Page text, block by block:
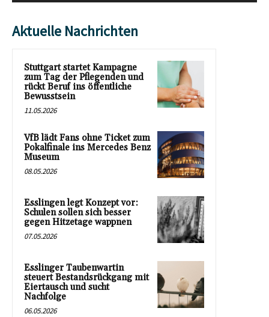
Aktuelle Nachrichten
Stuttgart startet Kampagne
zum Tag der Pflegenden und
rückt Beruf ins öffentliche
Bewusstsein
11.05.2026
VfB lädt Fans ohne Ticket zum
Pokalfinale ins Mercedes Benz
Museum
08.05.2026
Esslingen legt Konzept vor:
Schulen sollen sich besser
gegen Hitzetage wappnen
07.05.2026
Esslinger Taubenwartin
steuert Bestandsrückgang mit
Eiertausch und sucht
Nachfolge
06.05.2026